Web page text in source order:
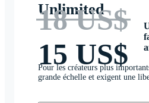
Unlimited
18 US$
15 US$
Pour les créateurs plus
grande échelle et exigent une